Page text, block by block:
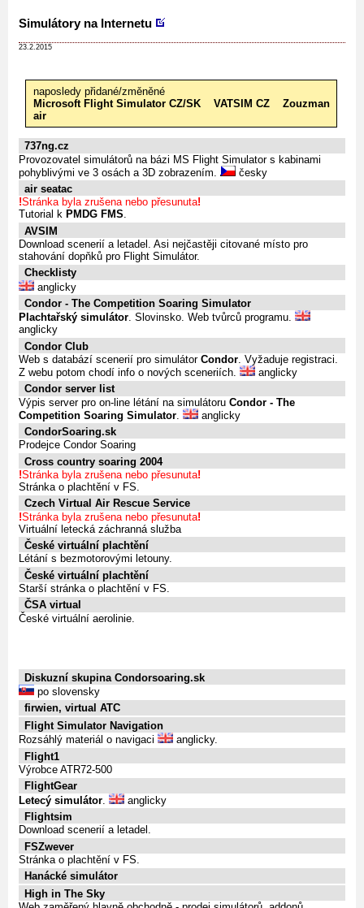
Simulátory na Internetu
23.2.2015
naposledy přidané/změněné
Microsoft Flight Simulator CZ/SK
VATSIM CZ
Zouzman
air
737ng.cz
Provozovatel simulátorů na bázi MS Flight Simulator s kabinami
pohyblivými ve 3 osách a 3D zobrazením.
česky
air seatac
!Stránka byla zrušena nebo přesunuta!
Tutorial k PMDG FMS.
AVSIM
Download scenerií a letadel. Asi nejčastěji citované místo pro
stahování dopňků pro Flight Simulátor.
Checklisty
anglicky
Condor - The Competition Soaring Simulator
Plachtařský simulátor. Slovinsko. Web tvůrců programu.
anglicky
Condor Club
Web s databází scenerií pro simulátor Condor. Vyžaduje registraci.
Z webu potom chodí info o nových sceneriích.
anglicky
Condor server list
Výpis server pro on-line létání na simulátoru Condor - The
Competition Soaring Simulator
anglicky
CondorSoaring.sk
Prodejce Condor Soaring
Cross country soaring 2004
!Stránka byla zrušena nebo přesunuta!
Stránka o plachtění v FS.
Czech Virtual Air Rescue Service
!Stránka byla zrušena nebo přesunuta!
Virtuální letecká záchranná služba
České virtuální plachtění
Létání s bezmotorovými letouny.
České virtuální plachtění
Starší stránka o plachtění v FS.
ČSA virtual
České virtuální aerolinie.
Diskuzní skupina Condorsoaring.sk
po slovensky
firwien, virtual ATC
Flight Simulator Navigation
Rozsáhlý materiál o navigaci
anglicky.
Flight1
Výrobce ATR72-500
FlightGear
Letecý simulátor
anglicky
Flightsim
Download scenerií a letadel.
FSZwever
Stránka o plachtění v FS.
Hanácké simulátor
High in The Sky